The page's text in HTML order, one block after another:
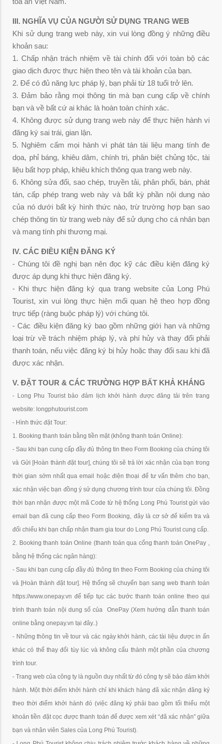
III. NGHĨA VỤ CỦA NGƯỜI SỬ DỤNG TRANG WEB
Khi sử dụng trang web này, xin vui lòng đồng ý những điều
khoản sau:
1. Chấp nhận trách nhiệm về tài chính đối với toàn bộ các
giao dịch được thực hiện theo tên và tài khoản của bạn.
2. Để có đủ năng lực pháp lý, bạn phải từ 18 tuổi trở lên.
3. Đảm bảo rằng mọi thông tin mà bạn cung cấp về chính
bạn và về bất cứ ai khác là hoàn toàn chính xác.
4. Không được sử dụng trang web này để thực hiện hành vi
đăng ký sai trái, gian lận.
5. Nghiêm cấm mọi hành vi phát tán tài liệu mang tính đe
dọa, phỉ báng, khiêu dâm, chính trị, phân biệt chủng tộc, tài
liệu bất hợp pháp, khiêu khích thông qua trang web này.
6. Không sửa đổi, sao chép, truyền tải, phân phối, bán, phát
tán, cấp phép trang web này và bất kỳ phần nội dung nào
của nó dưới bất kỳ hình thức nào, trừ trường hợp bạn sao
chép thông tin từ trang web này để sử dụng cho cá nhân bạn
và mang tính phi thương mại.
IV. CÁC ĐIỀU KIỆN ĐĂNG KÝ
- Chúng tôi đề nghị bạn nên đọc kỹ các điều kiện đăng ký
được áp dụng khi thực hiện đăng ký.
- Khi thực hiện đăng ký qua trang website của Long Phú
Tourist, xin vui lòng thực hiện mối quan hệ theo hợp đồng
trực tiếp (ràng buộc pháp lý) với chúng tôi.
- Các điều kiện đăng ký bao gồm những giới hạn và những
loại trừ về trách nhiệm pháp lý, và phí hủy và thay đổi phải
thanh toán, nếu việc đăng ký bị hủy hoặc thay đổi sau khi đã
được xác nhận.
V. ĐẶT TOUR & CÁC TRƯỜNG HỢP BẤT KHẢ KHÁNG
- Long Phu Tourist bảo đảm lịch khởi hành được đăng tải trên trang
website: longphutourist.com
- Hình thức đặt Tour:
1. Booking thanh toán bằng tiền mặt (không thanh toán Online):
- Sau khi bạn cung cấp đầy đủ thông tin theo Form Booking của chúng tôi
và Gửi [Hoàn thành đặt tour], chúng tôi sẽ trả lời xác nhận của bạn trong
thời gian sớm nhất qua email hoặc điện thoại để tư vấn thêm cho bạn,
xác nhận việc bạn đồng ý sử dụng chương trình tour của chúng tôi. Đồng
thời bạn nhận được một mã Code từ hệ thống Long Phú Tourist gửi vào
email bạn đã cung cấp theo Form Booking, đây là cơ sở để kiểm tra và
đối chiếu khi bạn chấp nhận tham gia tour do Long Phú Tourist cung cấp.
2. Booking thanh toán Online (thanh toán qua cổng thanh toán OnePay ,
bằng hệ thống các ngân hàng):
- Sau khi bạn cung cấp đầy đủ thông tin theo Form Booking của chúng tôi
và [Hoàn thành đặt tour]. Hệ thống sẽ chuyển bạn sang web thanh toán
https://www.onepay.vn để tiếp tục các bước thanh toán online theo qui
trình thanh toán nội dung số của OnePay (Xem hướng dẫn thanh toán
online bằng onepay.vn tại đây..)
- Những thông tin về tour và các ngày khởi hành, các tài liệu được in ấn
khác có thể thay đổi tùy lúc và không cấu thành một phần của chương
trình tour.
- Trang web của công ty là nguồn duy nhất từ đó công ty sẽ bảo đảm khởi
hành. Một thời điểm khởi hành chỉ khi khách hàng đã xác nhận đăng ký
theo thời điểm khởi hành đó (việc đăng ký phải bao gồm tối thiểu một
khoản tiền đặt cọc được thanh toán để được xem xét “đã xác nhận” giữa
bạn và nhân viên Sales của Long Phú Tourist).